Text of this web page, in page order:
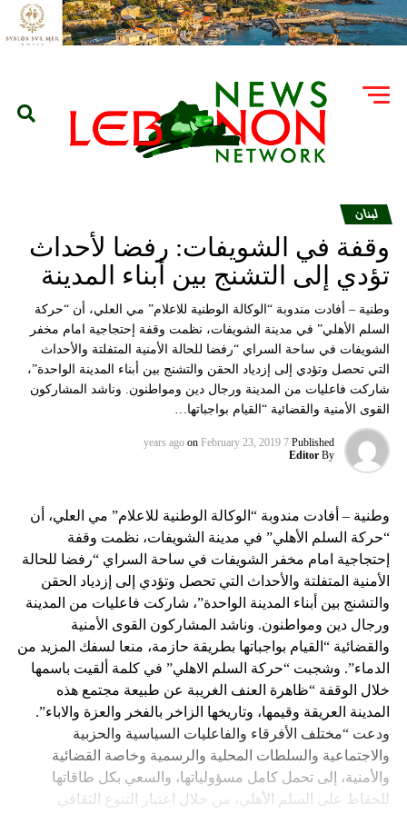
لبنان
وقفة في الشويفات: رفضا لأحداث
تؤدي إلى التشنج بين أبناء المدينة
وطنية – أفادت مندوبة “الوكالة الوطنية للاعلام” مي العلي، أن “حركة
السلم الأهلي” في مدينة الشويفات، نظمت وقفة إحتجاجية امام مخفر
الشويفات في ساحة السراي “رفضا للحالة الأمنية المتفلتة والأحداث
التي تحصل وتؤدي إلى إزدياد الحقن والتشنج بين أبناء المدينة الواحدة”،
شاركت فاعليات من المدينة ورجال دين ومواطنون. وناشد المشاركون
القوى الأمنية والقضائية “القيام بواجباتها…
Published
7 years ago
on February 23, 2019
By
Editor
وطنية – أفادت مندوبة “الوكالة الوطنية للاعلام” مي العلي، أن
“حركة السلم الأهلي” في مدينة الشويفات، نظمت وقفة
إحتجاجية امام مخفر الشويفات في ساحة السراي “رفضا للحالة
الأمنية المتفلتة والأحداث التي تحصل وتؤدي إلى إزدياد الحقن
والتشنج بين أبناء المدينة الواحدة”، شاركت فاعليات من المدينة
ورجال دين ومواطنون. وناشد المشاركون القوى الأمنية
والقضائية “القيام بواجباتها بطريقة حازمة، منعا لسفك المزيد من
الدماء”. وشجبت “حركة السلم الاهلي” في كلمة ألقيت باسمها
خلال الوقفة “ظاهرة العنف الغريبة عن طبيعة مجتمع هذه
المدينة العريقة وقيمها، وتاريخها الزاخر بالفخر والعزة والاباء”.
ودعت “مختلف الأفرقاء والفاعليات السياسية والحزبية
والاجتماعية والسلطات المحلية والرسمية وخاصة القضائية
والأمنية، إلى تحمل كامل مسؤولياتها، والسعي بكل طاقاتها
للحفاظ على السلم الأهلي، من خلال اعتبار التنوع الثقافي